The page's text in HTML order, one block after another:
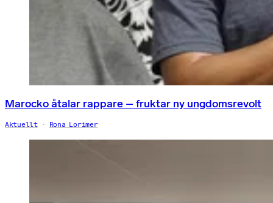
Marocko åtalar rappare – fruktar ny ungdomsrevolt
Aktuellt Rona Lorimer